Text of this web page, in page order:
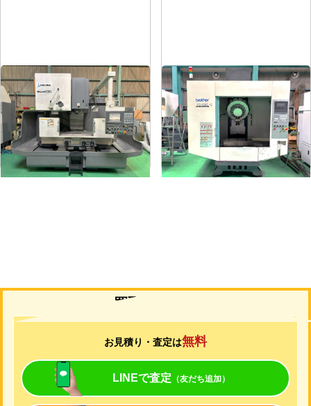
#5立マシニング
メーカー オークマ
形 式MILLAC-561V
年 式2006
タッピングセンター
メーカー ブラザー
形 式 TC-S2C-O
年 2007
買取について
お見積り・査定は無料
LINEで査定 （友だち追加）